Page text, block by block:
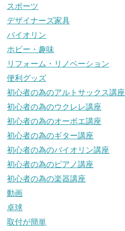
スポーツ
デザイナーズ家具
バイオリン
ホビー・趣味
リフォーム・リノベーション
便利グッズ
初心者の為のアルトサックス講座
初心者の為のウクレレ講座
初心者の為のオーボエ講座
初心者の為のギター講座
初心者の為のバイオリン講座
初心者の為のピアノ講座
初心者の為の楽器講座
動画
卓球
取付が簡単